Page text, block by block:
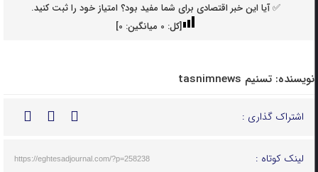
✅ آیا این خبر اقتصادی برای شما مفید بود؟ امتیاز خود را ثبت کنید.
[کل: 0میانگین: 0
]
نویسنده: تسنیم tasnimnews
اشتراک گذاری :
لینک کوتاه : https://eghtesadjournal.com/?p=258238